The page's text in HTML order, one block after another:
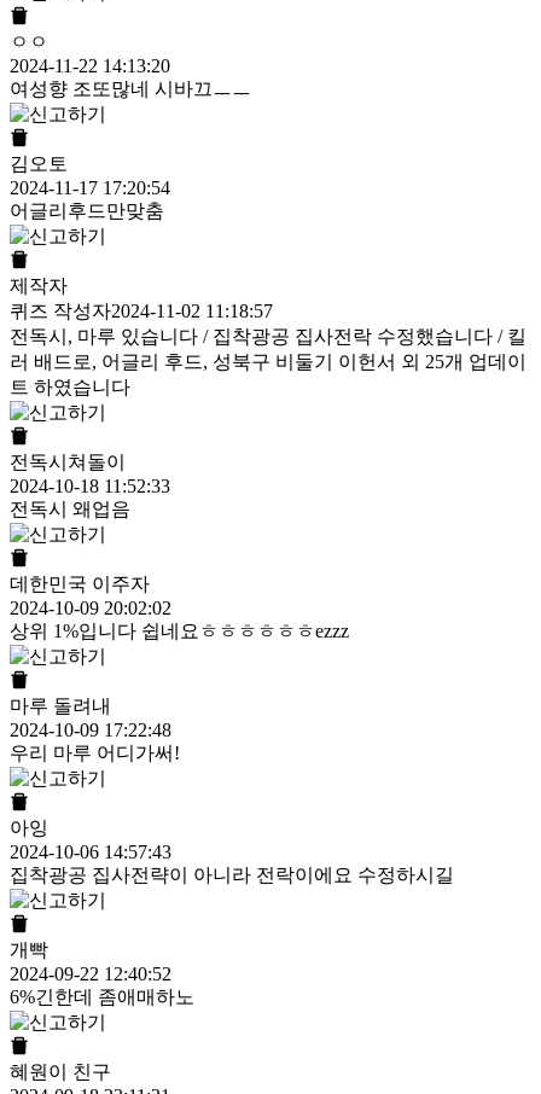
ㅇㅇ
2024-11-22 14:13:20
여성향 조또많네 시바끄ㅡㅡ
김오토
2024-11-17 17:20:54
어글리후드만맞춤
제작자
퀴즈 작성자2024-11-02 11:18:57
전독시, 마루 있습니다 / 집착광공 집사전락 수정했습니다 / 킬
러 배드로, 어글리 후드, 성북구 비둘기 이헌서 외 25개 업데이
트 하였습니다
전독시쳐돌이
2024-10-18 11:52:33
전독시 왜업음
데한민국 이주자
2024-10-09 20:02:02
상위 1%입니다 쉽네요ㅎㅎㅎㅎㅎㅎezzz
마루 돌려내
2024-10-09 17:22:48
우리 마루 어디가써!
아잉
2024-10-06 14:57:43
집착광공 집사전략이 아니라 전락이에요 수정하시길
개빡
2024-09-22 12:40:52
6%긴한데 좀애매하노
혜원이 친구